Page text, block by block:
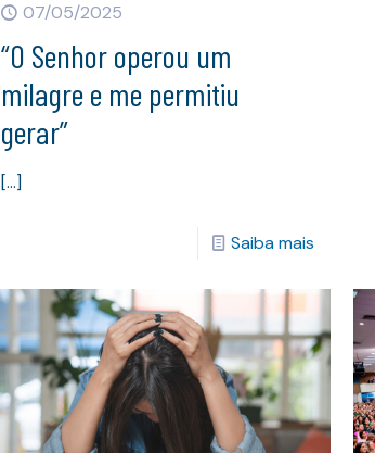
07/05/2025
“O Senhor operou um
milagre e me permitiu
gerar”
[…]
Saiba mais